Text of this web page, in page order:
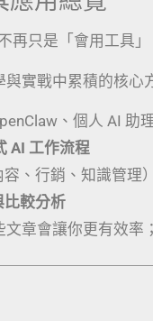
再只是「會用工具
實戰中累積的核心
、個人 AI 助理
AI 工作流程
容、行銷、知識管理）
比較分析
章會讓你更有效率